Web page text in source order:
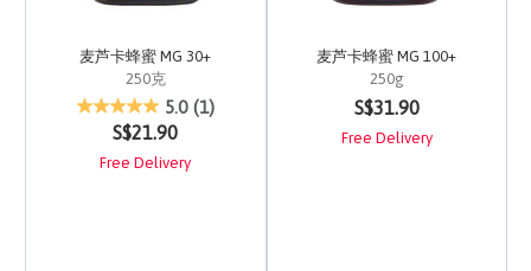
麦芦卡蜂蜜 MG 30+
250克
4.8 out of 5 Customer Rating
5.0 (1)
S$21.90
Free Delivery
麦芦卡蜂蜜 MG 100+
250g
5 out of 5 Customer
S$31.90
Free Delivery